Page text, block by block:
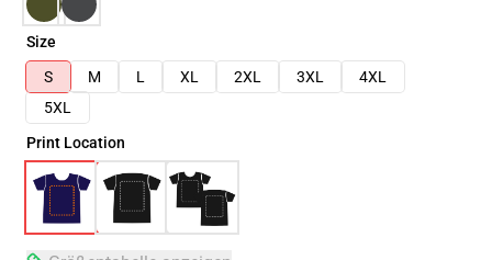
Size
S
M L XL 2XL 3XL
4XL
5XL
Print Location